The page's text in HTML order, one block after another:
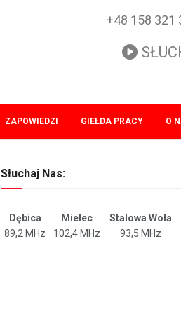
+48 158 321
ZAPOWIEDZI GIEŁDA PRACY O
Słuchaj Nas:
Dębica Mielec Stalowa Wola
89,2 MHz
102,4 MHz 93,5 MHz